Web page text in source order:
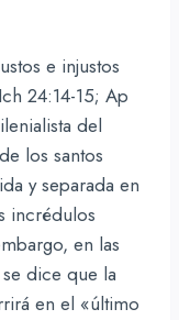
e injustos
24:14-15; Ap
del
los santos
y separada en
incrédulos
en las
dice que la
en el «último